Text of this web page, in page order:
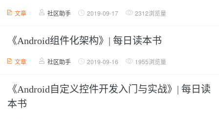
文章 社区助手 2019-09-17 2312浏览量
《Android组件化架构》| 每日读本书
文章 社区助手 2019-09-16 1955浏览量
《Android自定义控件开发入门与实战》| 每日读
本书